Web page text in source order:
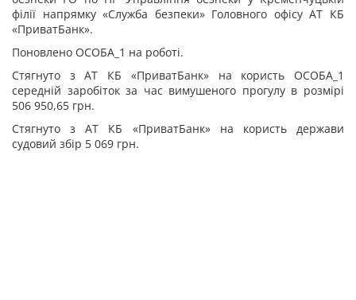
філії напрямку «Служба безпеки» Головного офісу АТ КБ
«ПриватБанк».
Поновлено ОСОБА_1 на роботі.
Стягнуто з АТ КБ «ПриватБанк» на користь ОСОБА_1
середній заробіток за час вимушеного прогулу в розмірі
506 950,65 грн.
Стягнуто з АТ КБ «ПриватБанк» на користь держави
судовий збір 5 069 грн.